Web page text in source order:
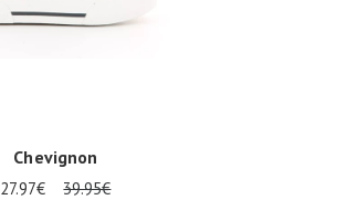
Chevignon
27.97€ 39.95€